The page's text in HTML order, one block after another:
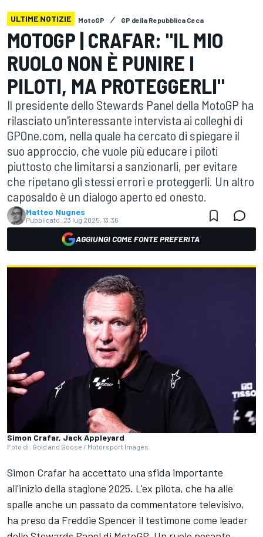
ULTIME NOTIZIE MotoGP GP della Repubblica Ceca
MOTOGP | CRAFAR: "IL MIO
RUOLO NON È PUNIRE I
PILOTI, MA PROTEGGERLI"
Il presidente dello Stewards Panel della MotoGP ha
rilasciato un'interessante intervista ai colleghi di
GPOne.com, nella quale ha cercato di spiegare il
suo approccio, che vuole più educare i piloti
piuttosto che limitarsi a sanzionarli, per evitare
che ripetano gli stessi errori e proteggerli. Un altro
caposaldo è un dialogo aperto ed onesto.
Matteo Nugnes
Pubblicato: 23 lug 2025, 13:36
AGGIUNGI COME FONTE PREFERITA
Simon Crafar, Jack Appleyard
Foto di: Gold and Goose / Motorsport Images
Simon Crafar ha accettato una sfida importante
all'inizio della stagione 2025. L'ex pilota, che ha alle
spalle anche un passato da commentatore televisivo,
ha preso da Freddie Spencer il testimone come leader